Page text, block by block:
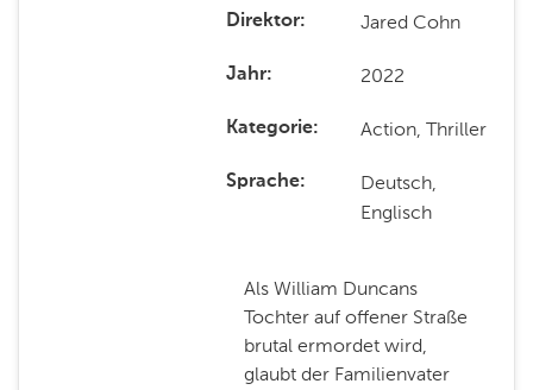
Direktor Jared Cohn
Jahr 2022
Kategorie Action, Thriller
Sprache
Deutsch,
Englisch
Als William Duncans
Tochter auf offener Straße
brutal ermordet wird,
glaubt der Familienvater